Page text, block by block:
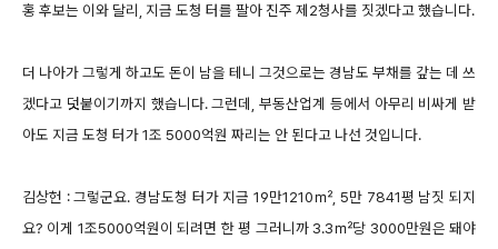
홍 후보는 이와 달리, 지금 도청 터를 팔아 진주 제2청사를 짓겠다고 했습니다.
더 나아가 그렇게 하고도 돈이 남을 테니 그것으로는 경남도 부채를 갚는 데 쓰
겠다고 덧붙이기까지 했습니다. 그런데, 부동산업계 등에서 아무리 비싸게 받
아도 지금 도청 터가 1조 5000억원 짜리는 안 된다고 나선 것입니다.
김상헌 : 그렇군요. 경남도청 터가 지금 19만1210㎡, 5만 7841평 남짓 되지
요? 이게 1조5000억원이 되려면 한 평 그러니까 3.3㎡당 3000만원은 돼야